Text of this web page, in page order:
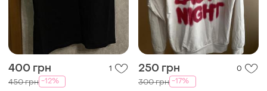
400 грн 1
450 грн -12%
250 грн 0
300 грн -17%